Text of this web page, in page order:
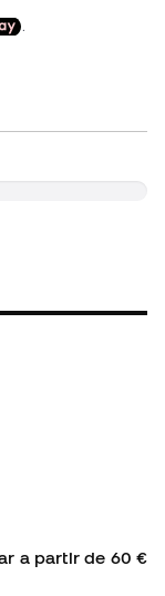
a partir de 60 €